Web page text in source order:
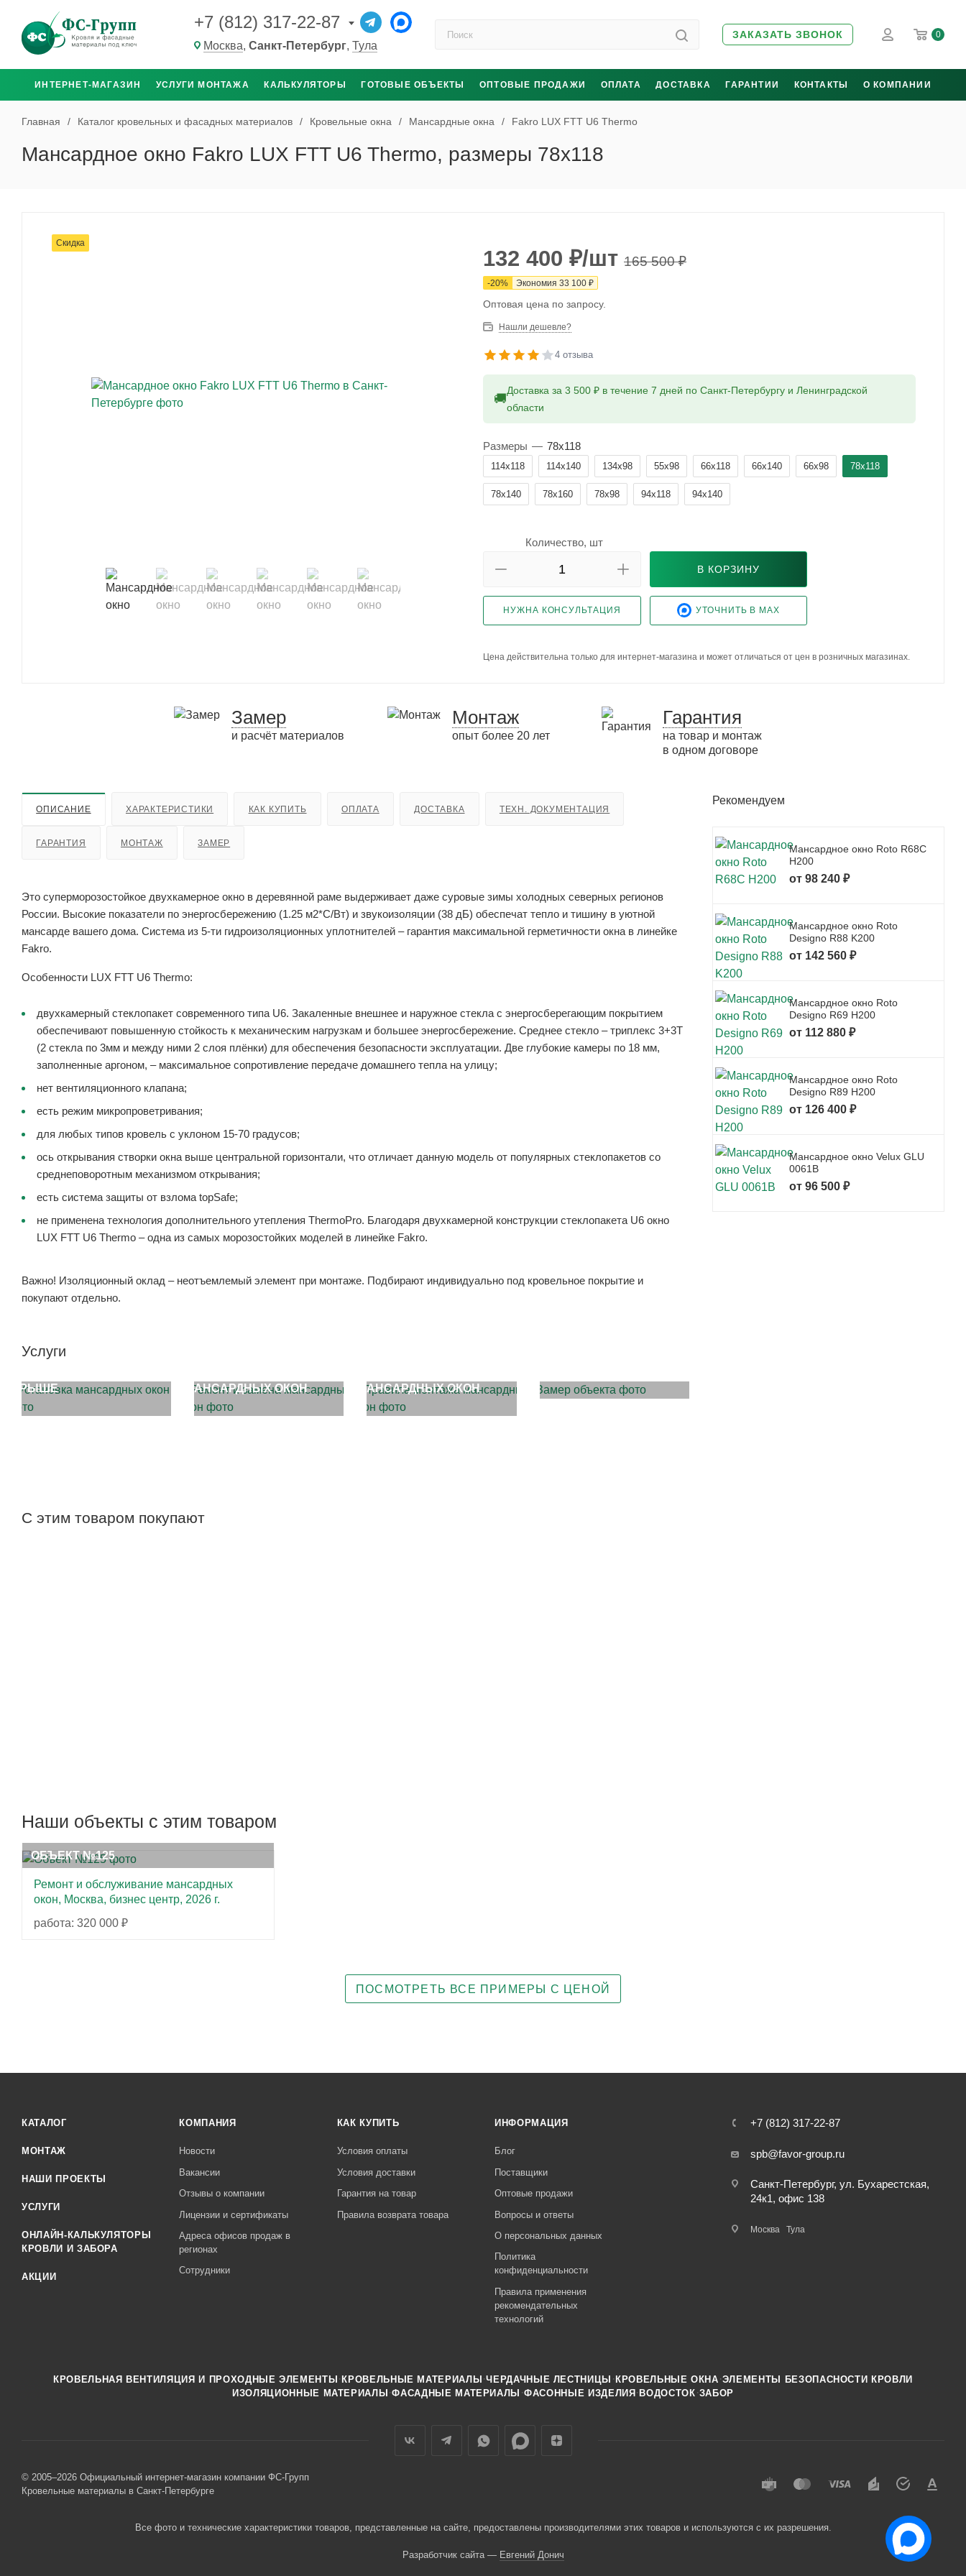
+7 (812) 317-22-87
Москва, Санкт-Петербург, Тула
ЗАКАЗАТЬ ЗВОНОК 0
ИНТЕРНЕТ-МАГАЗИН УСЛУГИ МОНТАЖА КАЛЬКУЛЯТОРЫ ГОТОВЫЕ ОБЪЕКТЫ ОПТОВЫЕ ПРОДАЖИ ОПЛАТА ДОСТАВКА ГАРАНТИИ КОНТАКТЫ О КОМПАНИИ
Главная / Каталог кровельных и фасадных материалов / Кровельные окна / Мансардные окна / Fakro LUX FTT U6 Thermo
Мансардное окно Fakro LUX FTT U6 Thermo, размеры 78x118
Скидка
132 400 ₽/шт 165 500₽
-20% Экономия 33 100 ₽
Оптовая цена по запросу.
Нашли дешевле?
4 отзыва
🚚
Доставка за 3 500 ₽ в течение 7 дней по Санкт-Петербургу и Ленинградской
области
Размеры — 78x118
114x118 114x140 134x98 55x98 66x118 66x140 66x98 78x118
78x140 78x160 78x98 94x118 94x140
Количество, шт
В КОРЗИНУ
НУЖНА КОНСУЛЬТАЦИЯ УТОЧНИТЬ В MAX
Цена действительна только для интернет-магазина и может отличаться от цен в розничных магазинах.
Замер
и расчёт материалов
Монтаж
опыт более 20 лет
Гарантия
на товар и монтаж
в одном договоре
ОПИСАНИЕ ХАРАКТЕРИСТИКИ КАК КУПИТЬ ОПЛАТА ДОСТАВКА ТЕХН. ДОКУМЕНТАЦИЯ
ГАРАНТИЯ МОНТАЖ ЗАМЕР
Это суперморозостойкое двухкамерное окно в деревянной раме выдерживает даже суровые зимы холодных северных регионов
России. Высокие показатели по энергосбережению (1.25 м2*С/Вт) и звукоизоляции (38 дБ) обеспечат тепло и тишину в уютной
мансарде вашего дома. Система из 5-ти гидроизоляционных уплотнителей – гарантия максимальной герметичности окна в линейке
Fakro.
Особенности LUX FTT U6 Thermo:
двухкамерный стеклопакет современного типа U6. Закаленные внешнее и наружное стекла с энергосберегающим покрытием
обеспечивают повышенную стойкость к механическим нагрузкам и большее энергосбережение. Среднее стекло – триплекс 3+3Т
(2 стекла по 3мм и между ними 2 слоя плёнки) для обеспечения безопасности эксплуатации. Две глубокие камеры по 18 мм,
заполненные аргоном, – максимальное сопротивление передаче домашнего тепла на улицу;
нет вентиляционного клапана;
есть режим микропроветривания;
для любых типов кровель с уклоном 15-70 градусов;
ось открывания створки окна выше центральной горизонтали, что отличает данную модель от популярных стеклопакетов со
среднеповоротным механизмом открывания;
есть система защиты от взлома topSafe;
не применена технология дополнительного утепления ThermoPro. Благодаря двухкамерной конструкции стеклопакета U6 окно
LUX FTT U6 Thermo – одна из самых морозостойких моделей в линейке Fakro.
Важно! Изоляционный оклад – неотъемлемый элемент при монтаже. Подбирают индивидуально под кровельное покрытие и
покупают отдельно.
Услуги
КРЫШЕ
МАНСАРДНЫХ ОКОН
МАНСАРДНЫХ ОКОН
Рекомендуем
Мансардное окно Roto R68C
H200
от 98 240 ₽
Мансардное окно Roto
Designo R88 K200
от 142 560 ₽
Мансардное окно Roto
Designo R69 H200
от 112 880 ₽
Мансардное окно Roto
Designo R89 H200
от 126 400 ₽
Мансардное окно Velux GLU
0061B
от 96 500 ₽
С этим товаром покупают
Наши объекты с этим товаром
ОБЪЕКТ №125
Ремонт и обслуживание мансардных
окон, Москва, бизнес центр, 2026 г.
работа: 320 000 ₽
ПОСМОТРЕТЬ ВСЕ ПРИМЕРЫ С ЦЕНОЙ
КАТАЛОГ
МОНТАЖ
НАШИ ПРОЕКТЫ
УСЛУГИ
ОНЛАЙН-КАЛЬКУЛЯТОРЫ
КРОВЛИ И ЗАБОРА
АКЦИИ
КОМПАНИЯ
Новости
Вакансии
Отзывы о компании
Лицензии и сертификаты
Адреса офисов продаж в
регионах
Сотрудники
КАК КУПИТЬ
Условия оплаты
Условия доставки
Гарантия на товар
Правила возврата товара
ИНФОРМАЦИЯ
Блог
Поставщики
Оптовые продажи
Вопросы и ответы
О персональных данных
Политика
конфиденциальности
Правила применения
рекомендательных
технологий
+7 (812) 317-22-87
spb@favor-group.ru
Санкт-Петербург, ул. Бухарестская,
24к1, офис 138
Москва Тула
КРОВЕЛЬНАЯ ВЕНТИЛЯЦИЯ И ПРОХОДНЫЕ ЭЛЕМЕНТЫ ·КРОВЕЛЬНЫЕ МАТЕРИАЛЫ ·ЧЕРДАЧНЫЕ ЛЕСТНИЦЫ ·КРОВЕЛЬНЫЕ ОКНА ·ЭЛЕМЕНТЫ БЕЗОПАСНОСТИ КРОВЛИ
ИЗОЛЯЦИОННЫЕ МАТЕРИАЛЫ ·ФАСАДНЫЕ МАТЕРИАЛЫ ·ФАСОННЫЕ ИЗДЕЛИЯ·ВОДОСТОК ·ЗАБОР
© 2005–2026 Официальный интернет-магазин компании ФС-Групп
Кровельные материалы в Санкт-Петербурге
Все фото и технические характеристики товаров, представленные на сайте, предоставлены производителями этих товаров и используются с их разрешения.
Разработчик сайта — Евгений Донич